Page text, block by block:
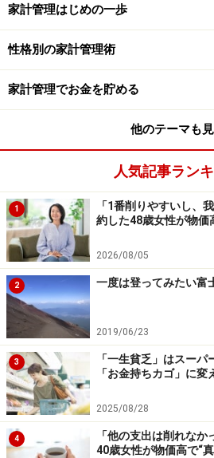
給与はほぼ変わらない。子育て
ら、絶対子どもをつくらないです
今後の生活だけでなく、過去の
いることがうかがえます。
思うか、国や社会に求めること
「投資一択です。あとは他国頼り
本から変えてくれるリーダーの誕
終戦しないと地球が大変なことに
＜調査概要＞
物価高で一番苦しいと感じること
調査方法：インターネットアンケ
調査実施日：2026年4月6日
調査対象：全国10～70代の250人
173人、回答しない：1人）
家計管理はじめの一歩
性格別の家計管理術
家計管理でお金を貯める
他のテーマも
人気記事ラン
1
「1番削りやすいし、
約した48歳女性が物価
2026/08/05
2 一度は登ってみたい富
2019/06/23
3
「一生貧乏」はスー
「お金持ちカゴ」に変
2025/08/28
4
「他の支出は削れなか
40歳女性が物価高で“